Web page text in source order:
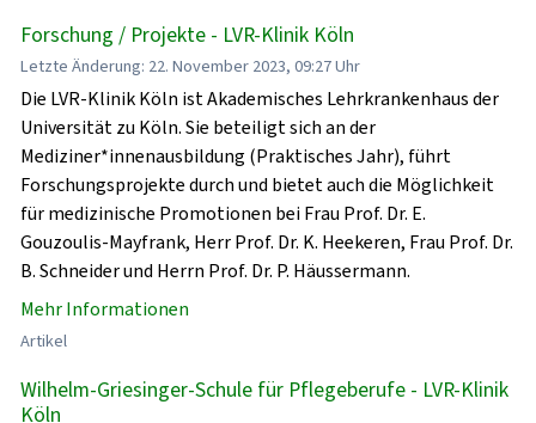
Forschung / Projekte - LVR-Klinik Köln
Letzte Änderung: 22. November 2023, 09:27 Uhr
Die LVR-Klinik Köln ist Akademisches Lehrkrankenhaus der
Universität zu Köln. Sie beteiligt sich an der
Mediziner*innenausbildung (Praktisches Jahr), führt
Forschungsprojekte durch und bietet auch die Möglichkeit
für medizinische Promotionen bei Frau Prof. Dr. E.
Gouzoulis-Mayfrank, Herr Prof. Dr. K. Heekeren, Frau Prof. Dr.
B. Schneider und Herrn Prof. Dr. P. Häussermann.
Mehr Informationen
Artikel
Wilhelm-Griesinger-Schule für Pflegeberufe - LVR-Klinik
Köln